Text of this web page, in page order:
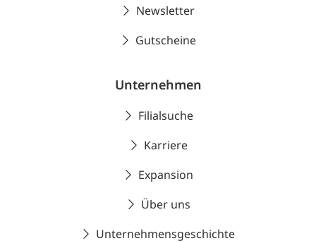
Newsletter
Gutscheine
Unternehmen
Filialsuche
Karriere
Expansion
Über uns
Unternehmensgeschichte